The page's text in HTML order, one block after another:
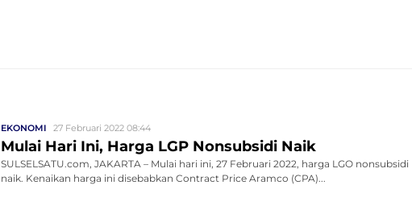
EKONOMI 27 Februari 2022 08:44
Mulai Hari Ini, Harga LGP Nonsubsidi Naik
SULSELSATU.com, JAKARTA – Mulai hari ini, 27 Februari 2022, harga LGO nonsubsidi
naik. Kenaikan harga ini disebabkan Contract Price Aramco (CPA)...